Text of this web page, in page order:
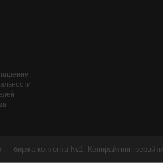
— биржа контента №1. Копирайтинг,